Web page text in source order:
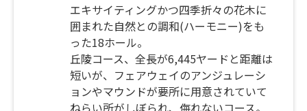
エキサイティングかつ四季折々の花木に
囲まれた自然との調和(ハーモニー)をも
った18ホール。
丘陵コース、全長が6,445ヤードと距離は
短いが、フェアウェイのアンジュレーシ
ョンやマウンドが要所に用意されていて
ねらい所がしぼられ、侮れないコース。